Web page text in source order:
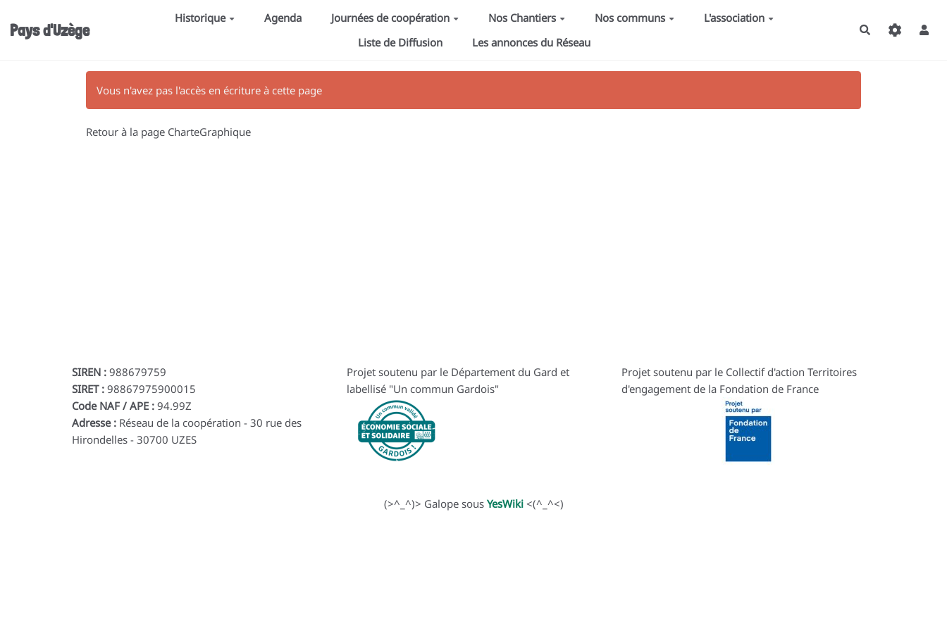
Pays d'Uzège
Historique Agenda Journées de coopération Nos Chantiers Nos communs
L'association
Liste de Diffusion
Les annonces du Réseau
Rechercher
Vous n'avez pas l'accès en écriture à cette page
Retour à la page CharteGraphique
SIREN : 988679759
SIRET : 98867975900015
Code NAF / APE : 94.99Z
Adresse : Réseau de la coopération - 30 rue des
Hirondelles - 30700 UZES
Projet soutenu par le Département du Gard et
labellisé "Un commun Gardois"
Projet soutenu par le Collectif d'action Territoires
d'engagement de la Fondation de France
(>^_^)> Galope sous YesWiki<(^_^<)